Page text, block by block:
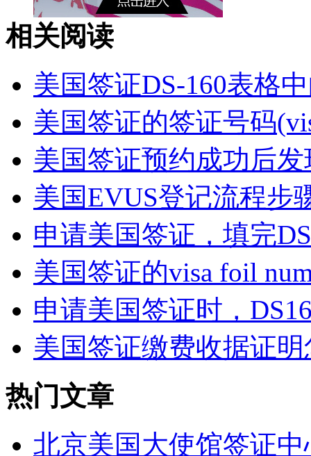
相关阅读
美国签证DS-160表格
美国签证的签证号码
美国签证预约成功后
美国EVUS登记流程步
申请美国签证，填完
美国签证的visa foil
申请美国签证时，
美国签证缴费收据证
热门文章
北京美国大使馆签证中